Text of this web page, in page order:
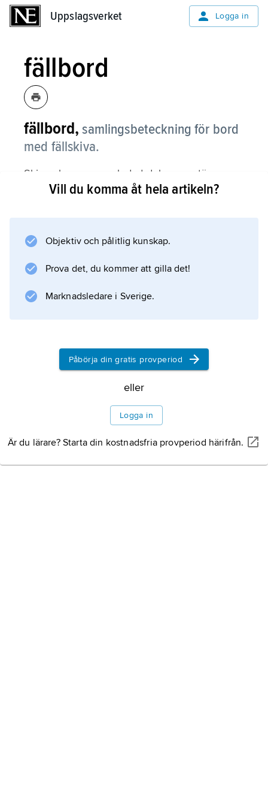
Uppslagsverket Logga in
fällbord
fällbord, samlingsbeteckning för bord
med fällskiva.
Skivan kan vara en ledad del av en större
bordsskiva eller utgöra hela skivan. Till
vändbordet.
Information om artikeln
Vill du komma åt hela artikeln?
Objektiv och pålitlig kunskap.
Prova det, du kommer att gilla det!
Marknadsledare i Sverige.
Påbörja din gratis provperiod
eller
Logga in
Är du lärare? Starta din kostnadsfria provperiod härifrån.